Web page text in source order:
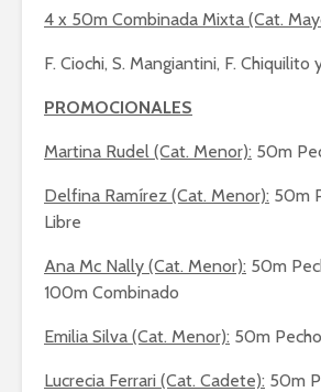
4 x 50m Combinada Mixta (Cat.
F. Ciochi, S. Mangiantini, F. Chiquilito
PROMOCIONALES
Martina Rudel (Cat. Menor): 50m
Delfina Ramírez (Cat. Menor): 50m
Libre
Ana Mc Nally (Cat. Menor): 50m
100m Combinado
Emilia Silva (Cat. Menor): 50m
Lucrecia Ferrari (Cat. Cadete): 50m